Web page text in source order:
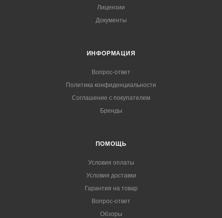
Лицензии
Документы
ИНФОРМАЦИЯ
Вопрос-ответ
Политика конфиденциальности
Соглашение с покупателем
Бренды
ПОМОЩЬ
Условия оплаты
Условия доставки
Гарантия на товар
Вопрос-ответ
Обзоры